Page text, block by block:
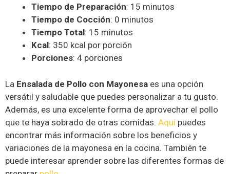
Tiempo de Preparación: 15 minutos
Tiempo de Cocción: 0 minutos
Tiempo Total: 15 minutos
Kcal: 350 kcal por porción
Porciones: 4 porciones
La Ensalada de Pollo con Mayonesa es una opción
versátil y saludable que puedes personalizar a tu gusto.
Además, es una excelente forma de aprovechar el pollo
que te haya sobrado de otras comidas. Aquí puedes
encontrar más información sobre los beneficios y
variaciones de la mayonesa en la cocina. También te
puede interesar aprender sobre las diferentes formas de